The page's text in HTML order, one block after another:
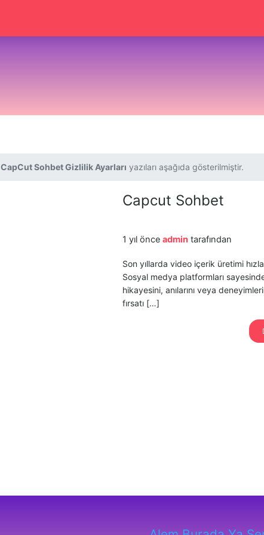
CapCut Sohbet Gizlilik Ayarları yazıları aşağıda gösterilmiştir.
Capcut Sohbet
1 yıl önce admintarafından
Son yıllarda video içerik üretimi
Sosyal medya platformları
hikayesini, anılarını veya
fırsatı […]